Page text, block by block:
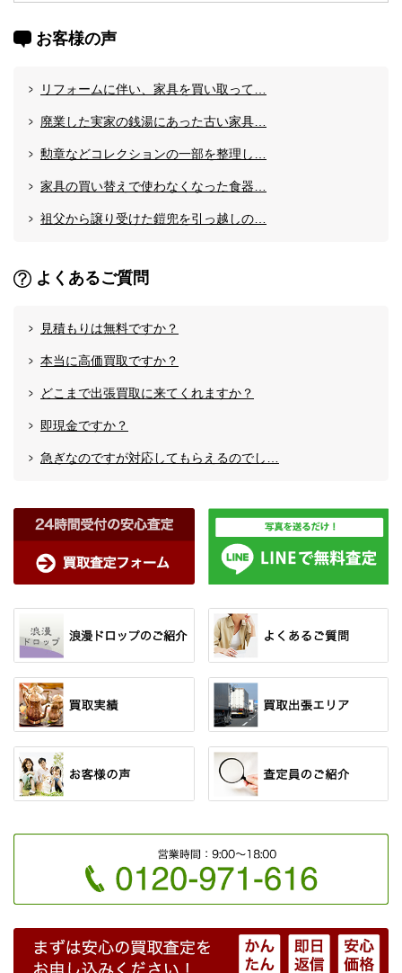
お客様の声
リフォームに伴い、家具を買い取って…
廃業した実家の銭湯にあった古い家具…
勲章などコレクションの一部を整理し…
家具の買い替えで使わなくなった食器…
祖父から譲り受けた鎧兜を引っ越しの…
よくあるご質問
見積もりは無料ですか？
本当に高価買取ですか？
どこまで出張買取に来てくれますか？
即現金ですか？
急ぎなのですが対応してもらえるのでし…